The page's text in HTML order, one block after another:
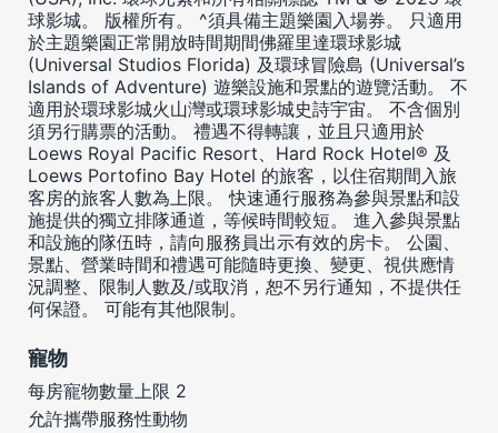
球影城。 版權所有。 ^須具備主題樂園入場券。 只適用
於主題樂園正常開放時間期間佛羅里達環球影城
(Universal Studios Florida) 及環球冒險島 (Universal’s
Islands of Adventure) 遊樂設施和景點的遊覽活動。 不
適用於環球影城火山灣或環球影城史詩宇宙。 不含個別
須另行購票的活動。 禮遇不得轉讓，並且只適用於
Loews Royal Pacific Resort、Hard Rock Hotel® 及
Loews Portofino Bay Hotel 的旅客，以住宿期間入旅
客房的旅客人數為上限。 快速通行服務為參與景點和設
施提供的獨立排隊通道，等候時間較短。 進入參與景點
和設施的隊伍時，請向服務員出示有效的房卡。 公園、
景點、營業時間和禮遇可能隨時更換、變更、視供應情
況調整、限制人數及/或取消，恕不另行通知，不提供任
何保證。 可能有其他限制。
寵物
每房寵物數量上限 2
允許攜帶服務性動物